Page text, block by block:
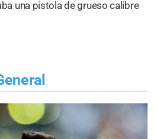
una pistola de grueso calibre